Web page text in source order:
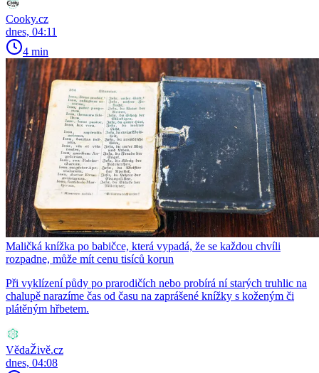
Cooky.cz
dnes, 04:11
4 min
Maličká knížka po babičce, která vypadá, že se každou chvíli
rozpadne, může mít cenu tisíců korun
Při vyklízení půdy po prarodičích nebo probírá ní starých truhlic na
chalupě narazíme čas od času na zaprášené knížky s koženým či
plátěným hřbetem.
VědaŽivě.cz
dnes, 04:08